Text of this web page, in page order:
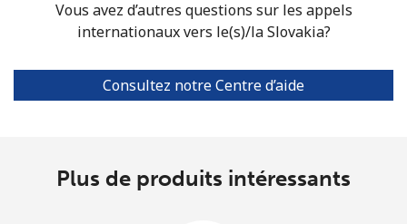
Vous avez d’autres questions sur les appels
internationaux vers le(s)/la Slovakia?
Consultez notre Centre d’aide
Plus de produits intéressants